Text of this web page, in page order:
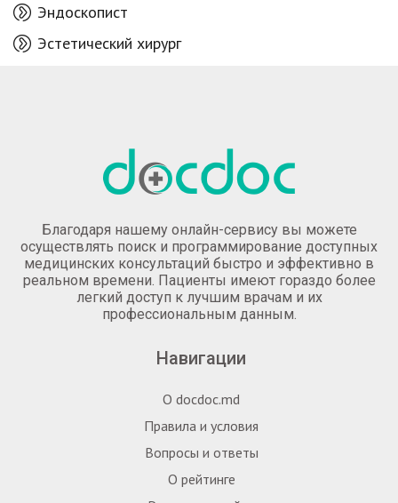
Эндоскопист
Эстетический хирург
Благодаря нашему онлайн-сервису вы можете
осуществлять поиск и программирование доступных
медицинских консультаций быстро и эффективно в
реальном времени. Пациенты имеют гораздо более
легкий доступ к лучшим врачам и их
профессиональным данным.
Навигации
О docdoc.md
Правила и условия
Вопросы и ответы
О рейтинге